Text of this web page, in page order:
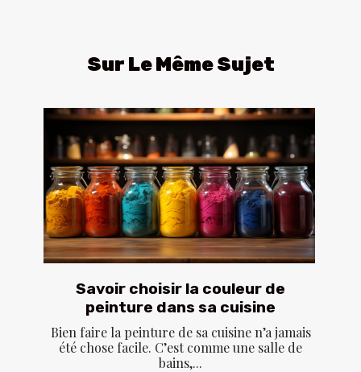
Sur Le Même Sujet
Savoir choisir la couleur de
peinture dans sa cuisine
Bien faire la peinture de sa cuisine n’a jamais
été chose facile. C’est comme une salle de
bains,...